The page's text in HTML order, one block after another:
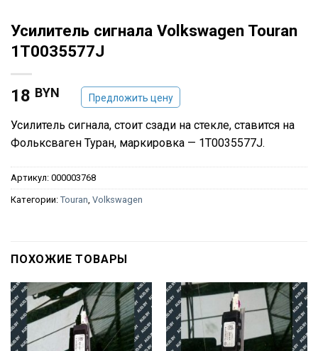
Усилитель сигнала Volkswagen Touran
1T0035577J
18 BYN Предложить цену
Усилитель сигнала, стоит сзади на стекле, ставится на
Фольксваген Туран, маркировка — 1T0035577J.
Артикул: 000003768
Категории: Touran, Volkswagen
ПОХОЖИЕ ТОВАРЫ